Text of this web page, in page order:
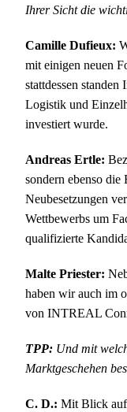
Ihrer Sicht die
Camille Dufieux:
mit einigen neuen
stattdessen
Logistik und
investiert wurde.
Andreas Ertle:
sondern ebenso
Neubesetzungen
Wettbewerbs um
qualifizierte
Malte Priester:
haben wir auch im
von INTREAL
TPP: Und mit
Marktgeschehen
C. D.: Mit Blick auf